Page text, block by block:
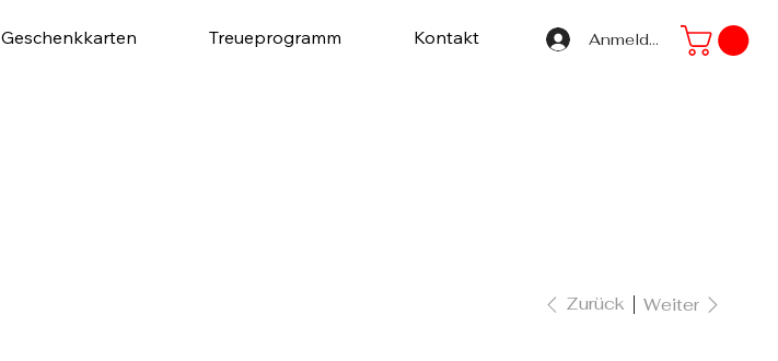
Anmelden
Geschenkkarten Treueprogramm Kontakt
Zurück Weiter